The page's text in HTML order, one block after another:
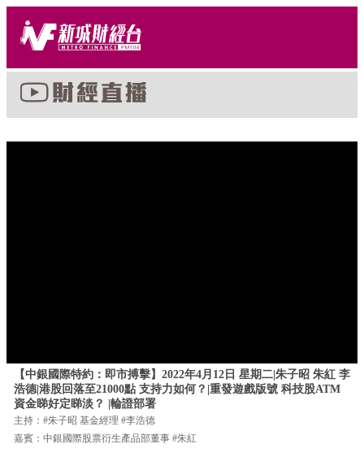
【中銀國際特約：即市搏擊】2022年4月12日 星期二|朱子昭 朱紅 李
浩德|港股回落至21000點 支持力如何？|重發遊戲版號 科技股ATM
資金睇好定睇淡？ |輪證部署
主持：#朱子昭 基金經理 #李浩德
嘉賓：中銀國際股票衍生產品部董事 #朱紅